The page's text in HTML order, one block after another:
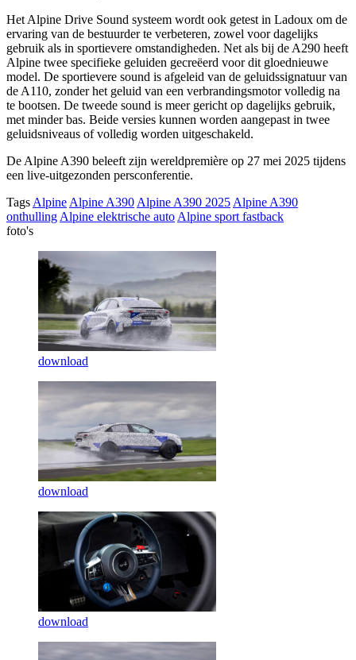
Het Alpine Drive Sound systeem wordt ook getest in Ladoux om de
ervaring van de bestuurder te verbeteren, zowel voor dagelijks
gebruik als in sportievere omstandigheden. Net als bij de A290 heeft
Alpine twee specifieke geluiden gecreëerd voor dit gloednieuwe
model. De sportievere sound is afgeleid van de geluidssignatuur van
de A110, zonder het geluid van een verbrandingsmotor volledig na
te bootsen. De tweede sound is meer gericht op dagelijks gebruik,
met minder bas. Beide versies kunnen worden aangepast in twee
geluidsniveaus of volledig worden uitgeschakeld.
De Alpine A390 beleeft zijn wereldpremière op 27 mei 2025 tijdens
een live-uitgezonden persconferentie.
Tags Alpine Alpine A390 Alpine A390 2025 Alpine A390
onthulling Alpine elektrische auto Alpine sport fastback
foto's
download
download
download